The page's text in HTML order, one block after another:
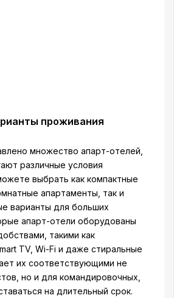
проживания
множество апарт-отелей,
различные условия
выбрать как компактные
апартаменты, так и
варианты для больших
апарт-отели оборудованы
такими как
TV, Wi-Fi и даже стиральные
их соответствующими не
но и для командировочных,
на длительный срок.